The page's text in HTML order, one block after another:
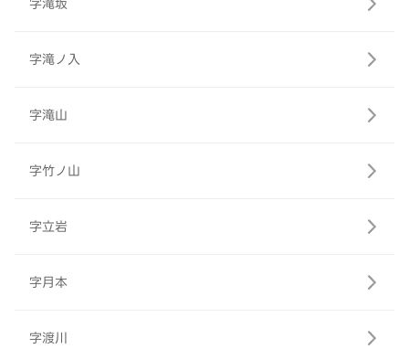
字滝ノ入
字滝山
字竹ノ山
字立岩
字月本
字渡川